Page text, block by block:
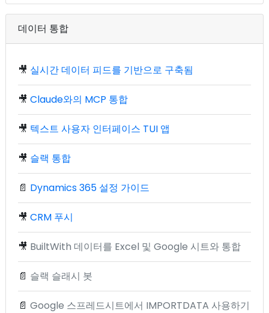
데이터 통합
🎥 실시간 데이터 피드를 기반으로 구축됨
🎥 Claude와의 MCP 통합
🎥 텍스트 사용자 인터페이스 TUI 앱
🎥 슬랙 통합
📄 Dynamics 365 설정 가이드
🎥 CRM 푸시
🎥 BuiltWith 데이터를 Excel 및 Google 시트와 통합
📄 슬랙 슬래시 봇
📄 Google 스프레드시트에서 IMPORTDATA 사용하기